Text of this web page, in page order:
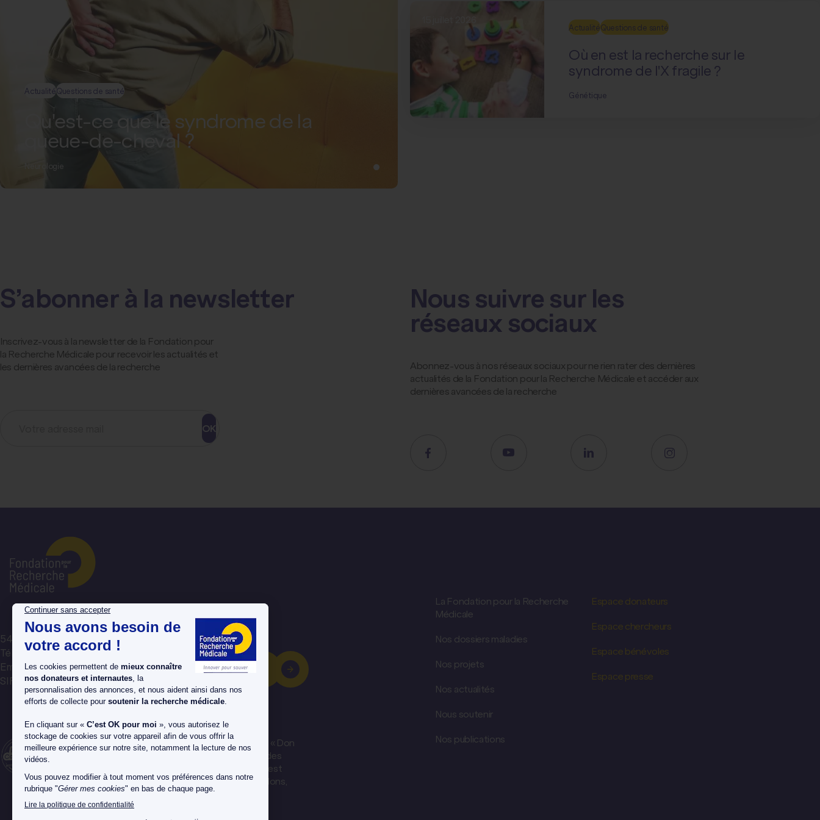
Qu'est-ce que le syndrome de la
queue-de-cheval ?
ActualitéQuestions de santé
Neurologie
Où en est la recherche sur le
syndrome de l'X fragile ?
ActualitéQuestions de santé
Génétique
S’abonner à la newsletter
Inscrivez-vous à la newsletter de la Fondation pour
la Recherche Médicale pour recevoir les actualités et
les dernières avancées de la recherche
OK
Nous suivre sur les
réseaux sociaux
Abonnez-vous à nos réseaux sociaux pour ne rien rater des dernières
actualités de la Fondation pour la Recherche Médicale et accéder aux
dernières avancées de la recherche
54 rue de Varenne, 75007 Paris
Tél : 01 44 39 75 75
Email : avotreecoute@frm.org
SIREN : 784 314 064
Nous contacter par mail
La Fondation pour la Recherche Médicale est labellisée « Don
en Confiance » depuis 1990, un organisme de contrôle des
associations et fondations faisant appel aux dons. Elle est
reconnue d'Utilité Publique, et habilitée à recevoir des dons,
legs, donations et assurances-vie.
La Fondation pour la Recherche
Médicale
Nos dossiers maladies
Nos projets
Nos actualités
Nous soutenir
Nos publications
Espace donateurs
Espace chercheurs
Espace bénévoles
Espace presse